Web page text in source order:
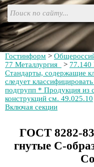
Гостинформ >
77 Металлургия
> 77.140
Стандарты, содержащие
следует
подгрупп * Продукция из
конструкций см. 49.025.10
Включая секции
ГОСТ 8282-
гнутые С-